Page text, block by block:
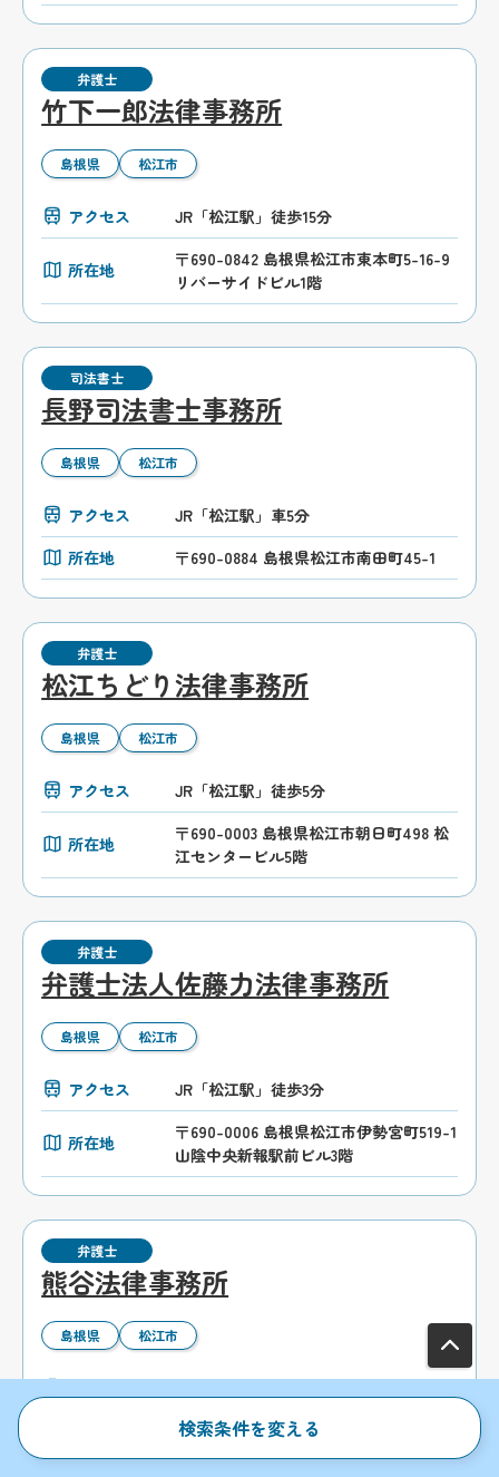
弁護士
竹下一郎法律事務所
島根県 松江市
アクセス JR「松江駅」徒歩15分
所在地
〒690-0842 島根県松江市東本町5-16-9
リバーサイドビル1階
司法書士
長野司法書士事務所
島根県 松江市
アクセス
JR「松江駅」車5分
所在地
〒690-0884 島根県松江市南田町45-1
弁護士
松江ちどり法律事務所
島根県 松江市
アクセス JR「松江駅」徒歩5分
所在地
〒690-0003 島根県松江市朝日町498 松
江センタービル5階
弁護士
弁護士法人佐藤力法律事務所
島根県 松江市
アクセス JR「松江駅」徒歩3分
所在地
〒690-0006 島根県松江市伊勢宮町519-1
山陰中央新報駅前ビル3階
弁護士
熊谷法律事務所
島根県 松江市
〒690-0825 島根県松江市学園2-26-36 M
＆F第2ビル2階・3階
検索条件を変える